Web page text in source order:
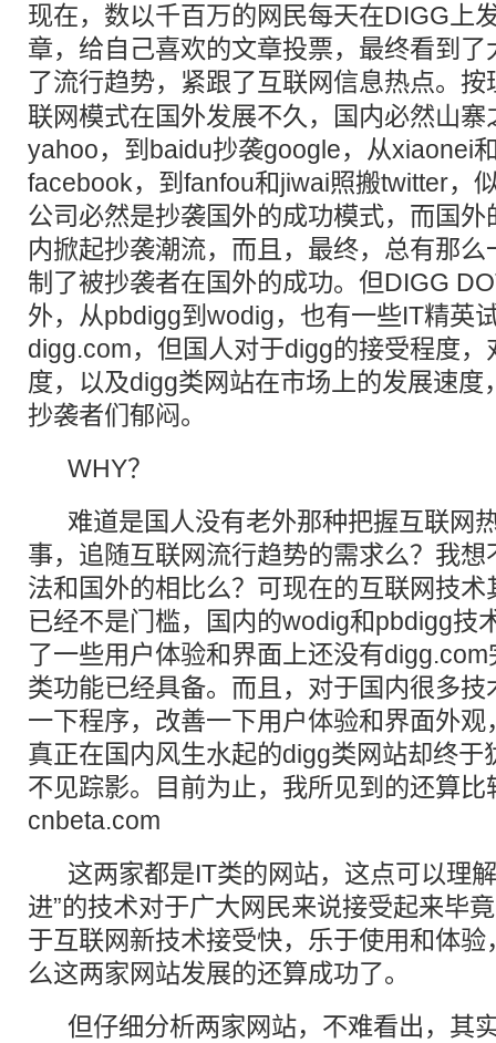
现在，数以千百万的网民每天在DIGG上
章，给自己喜欢的文章投票，最终看到
了流行趋势，紧跟了互联网信息热点。
联网模式在国外发展不久，国内必然山
yahoo，到baidu抄袭google，从xiaonei
facebook，到fanfou和jiwai照搬twitter，
公司必然是抄袭国外的成功模式，而国
内掀起抄袭潮流，而且，最终，总有那
制了被抄袭者在国外的成功。但DIGG
外，从pbdigg到wodig，也有一些IT精英
digg.com，但国人对于digg的接受程度
度，以及digg类网站在市场上的发展速度
抄袭者们郁闷。
WHY？
难道是国人没有老外那种把握互联网
事，追随互联网流行趋势的需求么？我
法和国外的相比么？可现在的互联网技
已经不是门槛，国内的wodig和pbdigg技
了一些用户体验和界面上还没有
类功能已经具备。而且，对于国内很多
一下程序，改善一下用户体验和界面外
真正在国内风生水起的digg类网站却终于
不见踪影。目前为止，我所见到的还算
cnbeta.com
这两家都是IT类的网站，这点可以理解
进”的技术对于广大网民来说接受起来毕
于互联网新技术接受快，乐于使用和体
么这两家网站发展的还算成功了。
但仔细分析两家网站，不难看出，其